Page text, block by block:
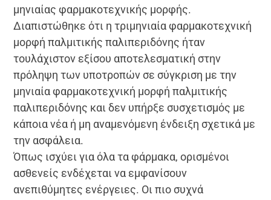
μηνιαίας φαρμακοτεχνικής μορφής.
Διαπιστώθηκε ότι η τριμηνιαία φαρμακοτεχνική
μορφή παλμιτικής παλιπεριδόνης ήταν
τουλάχιστον εξίσου αποτελεσματική στην
πρόληψη των υποτροπών σε σύγκριση με την
μηνιαία φαρμακοτεχνική μορφή παλμιτικής
παλιπεριδόνης και δεν υπήρξε συσχετισμός με
κάποια νέα ή μη αναμενόμενη ένδειξη σχετικά με
την ασφάλεια.
Όπως ισχύει για όλα τα φάρμακα, ορισμένοι
ασθενείς ενδέχεται να εμφανίσουν
ανεπιθύμητες ενέργειες. Οι πιο συχνά